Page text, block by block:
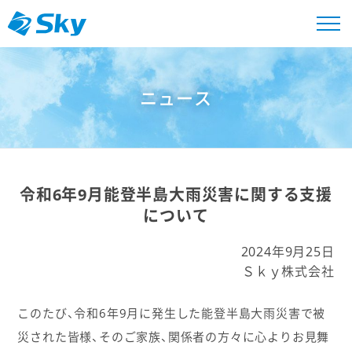
ニュース
令和6年9月能登半島大雨災害に関する支援
について
2024年9月25日
Ｓｋｙ株式会社
このたび、令和6年9月に発生した能登半島大雨災害で被
災された皆様、そのご家族、関係者の方々に心よりお見舞